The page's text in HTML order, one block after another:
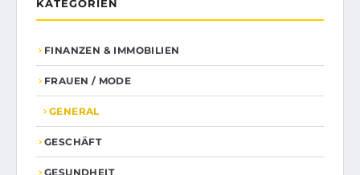
KATEGORIEN
FINANZEN & IMMOBILIEN
FRAUEN / MODE
GENERAL
GESCHÄFT
GESUNDHEIT